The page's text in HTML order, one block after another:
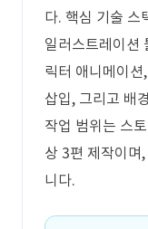
다. 핵심 기술 스
일러스트레이션
릭터 애니메이
삽입, 그리고 배
작업 범위는 스
상 3편 제작이며
니다.